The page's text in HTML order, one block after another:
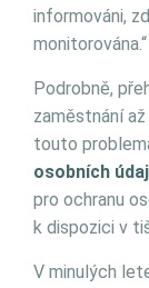
informováni,
monitorována.“
Podrobně,
zaměstnání
touto
osobních
pro ochranu
k dispozici v
V minulých